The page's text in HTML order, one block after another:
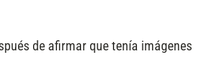
de afirmar que tenía imágenes